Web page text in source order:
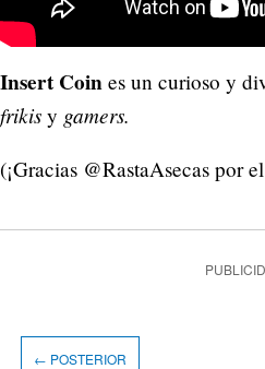
Insert Coin es un curioso y
frikis y gamers.
(¡Gracias @RastaAsecas por
← POSTERIOR